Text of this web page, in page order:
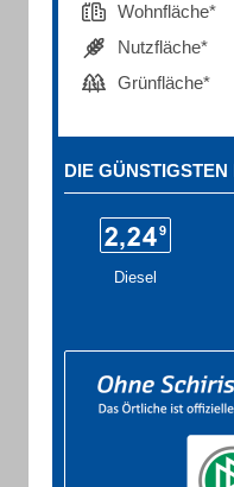
Wohnfläche*
Nutzfläche*
Grünfläche*
DIE
Diesel